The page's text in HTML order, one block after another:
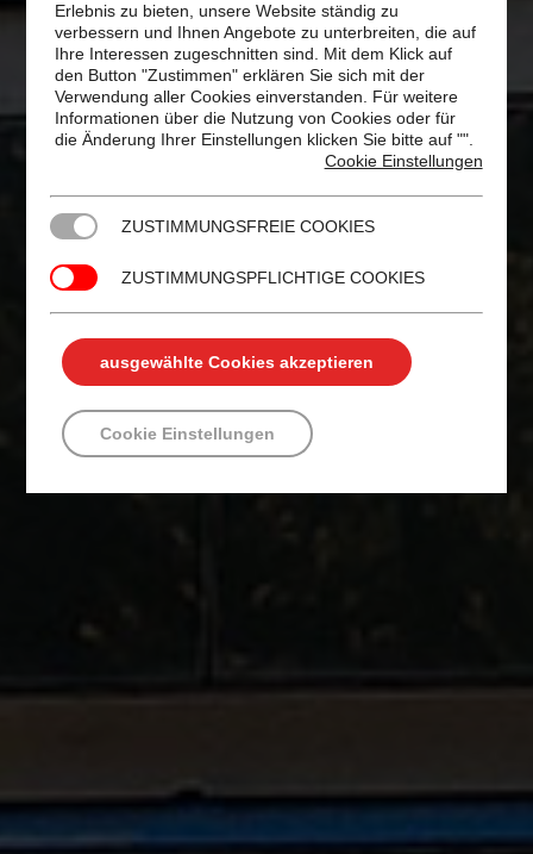
Erlebnis zu bieten, unsere Website ständig zu
verbessern und Ihnen Angebote zu unterbreiten, die auf
Ihre Interessen zugeschnitten sind. Mit dem Klick auf
den Button "Zustimmen" erklären Sie sich mit der
Verwendung aller Cookies einverstanden. Für weitere
Informationen über die Nutzung von Cookies oder für
die Änderung Ihrer Einstellungen klicken Sie bitte auf "
Cookie Einstellungen
".
ZUSTIMMUNGSFREIE COOKIES
ZUSTIMMUNGSPFLICHTIGE COOKIES
ausgewählte Cookies akzeptieren
Cookie Einstellungen